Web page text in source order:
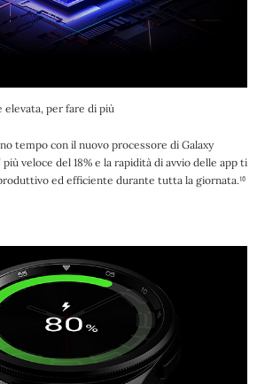
elevata, per fare di più
tempo con il nuovo processore di Galaxy
più veloce del 18% e la rapidità di avvio delle app ti
ed efficiente durante tutta la giornata.¹⁶